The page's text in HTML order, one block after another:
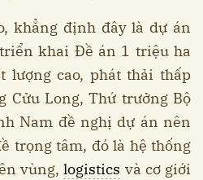
khẳng định đây là dự án
khai Đề án 1 triệu ha
lượng cao, phát thải thấp
Cửu Long, Thứ trưởng Bộ
Nam đề nghị dự án nên
trọng tâm, đó là hệ thống
vùng,logistics và cơ giới